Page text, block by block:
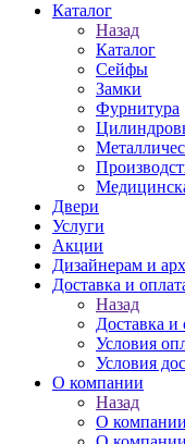
Каталог
Назад
Каталог
Сейфы
Замки
Фурнитура
Двери
Услуги
Акции
Дизайнерам и
Доставка и
Назад
Доставка и
Условия
Условия
О компании
Назад
О компании